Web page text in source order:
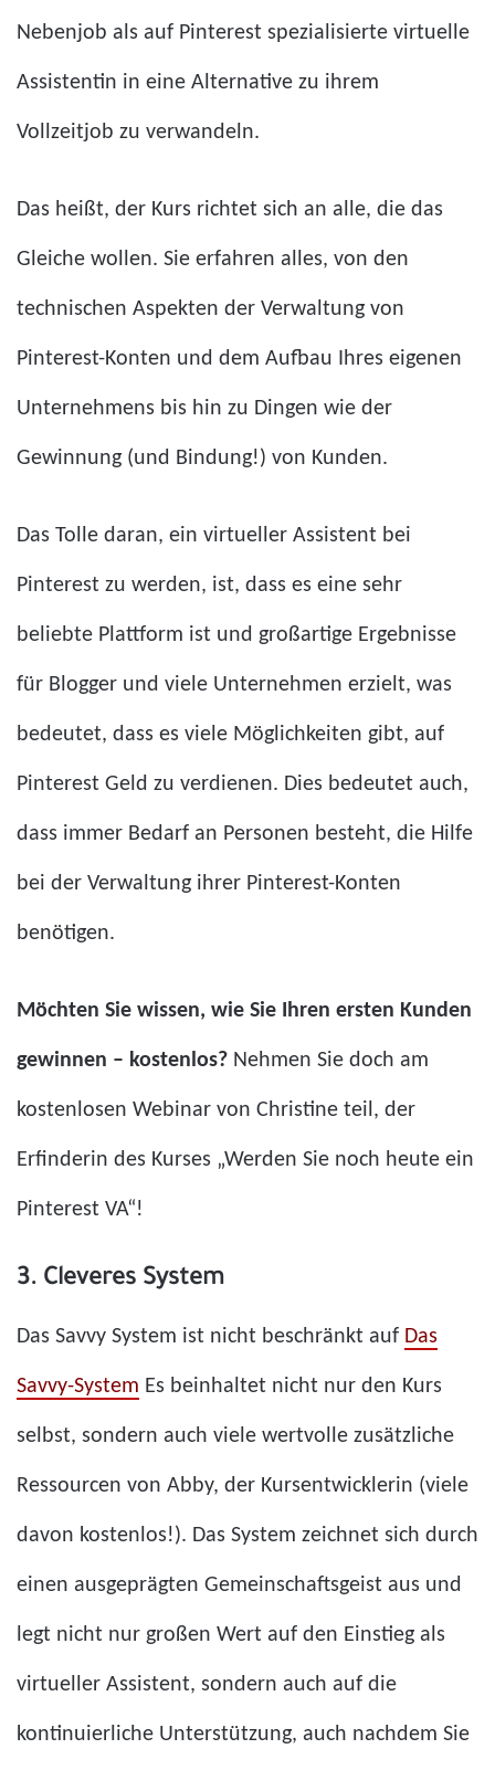
Nebenjob als auf Pinterest spezialisierte virtuelle
Assistentin in eine Alternative zu ihrem
Vollzeitjob zu verwandeln.
Das heißt, der Kurs richtet sich an alle, die das
Gleiche wollen. Sie erfahren alles, von den
technischen Aspekten der Verwaltung von
Pinterest-Konten und dem Aufbau Ihres eigenen
Unternehmens bis hin zu Dingen wie der
Gewinnung (und Bindung!) von Kunden.
Das Tolle daran, ein virtueller Assistent bei
Pinterest zu werden, ist, dass es eine sehr
beliebte Plattform ist und großartige Ergebnisse
für Blogger und viele Unternehmen erzielt, was
bedeutet, dass es viele Möglichkeiten gibt, auf
Pinterest Geld zu verdienen. Dies bedeutet auch,
dass immer Bedarf an Personen besteht, die Hilfe
bei der Verwaltung ihrer Pinterest-Konten
benötigen.
Möchten Sie wissen, wie Sie Ihren ersten Kunden
gewinnen – kostenlos? Nehmen Sie doch am
kostenlosen Webinar von Christine teil, der
Erfinderin des Kurses „Werden Sie noch heute ein
Pinterest VA“!
3. Cleveres System
Das Savvy System ist nicht beschränkt auf Das
Savvy-System Es beinhaltet nicht nur den Kurs
selbst, sondern auch viele wertvolle zusätzliche
Ressourcen von Abby, der Kursentwicklerin (viele
davon kostenlos!). Das System zeichnet sich durch
einen ausgeprägten Gemeinschaftsgeist aus und
legt nicht nur großen Wert auf den Einstieg als
virtueller Assistent, sondern auch auf die
kontinuierliche Unterstützung, auch nachdem Sie